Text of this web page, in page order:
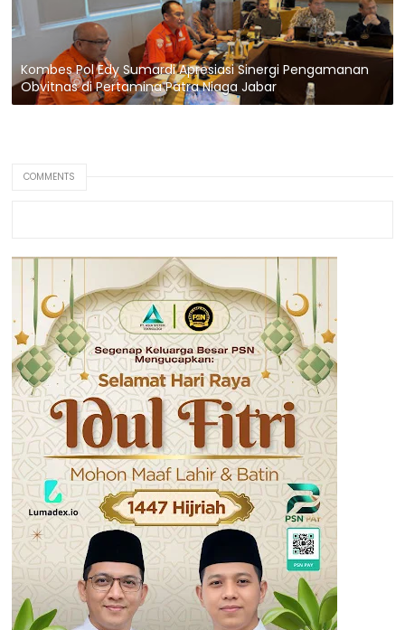
Kombes Pol Edy Sumardi Apresiasi Sinergi Pengamanan
Obvitnas di Pertamina Patra Niaga Jabar
COMMENTS